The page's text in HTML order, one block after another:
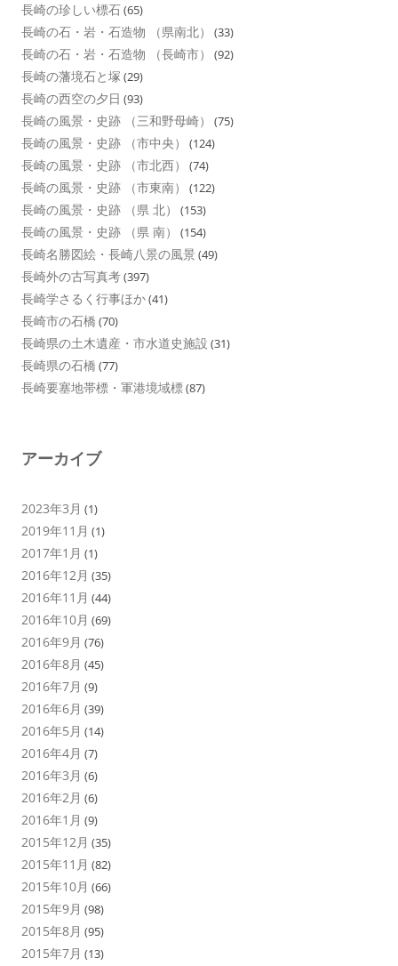
長崎の珍しい標石(65)
長崎の石・岩・石造物 （県南北） (33)
長崎の石・岩・石造物 （長崎市） (92)
長崎の藩境石と塚 (29)
長崎の西空の夕日 (93)
長崎の風景・史跡 （三和野母崎） (75)
長崎の風景・史跡 （市中央） (124)
長崎の風景・史跡 （市北西） (74)
長崎の風景・史跡 （市東南） (122)
長崎の風景・史跡 （県 北） (153)
長崎の風景・史跡 （県 南） (154)
長崎名勝図絵・長崎八景の風景 (49)
長崎外の古写真考(397)
長崎学さるく行事ほか(41)
長崎市の石橋 (70)
長崎県の土木遺産・市水道史施設 (31)
長崎県の石橋 (77)
長崎要塞地帯標・軍港境域標(87)
アーカイブ
2023年3月 (1)
2019年11月 (1)
2017年1月 (1)
2016年12月 (35)
2016年11月 (44)
2016年10月 (69)
2016年9月 (76)
2016年8月 (45)
2016年7月 (9)
2016年6月 (39)
2016年5月 (14)
2016年4月 (7)
2016年3月 (6)
2016年2月 (6)
2016年1月 (9)
2015年12月 (35)
2015年11月 (82)
2015年10月 (66)
2015年9月 (98)
2015年8月 (95)
2015年7月 (13)